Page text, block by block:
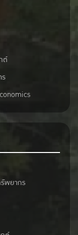
ต์
พยากร